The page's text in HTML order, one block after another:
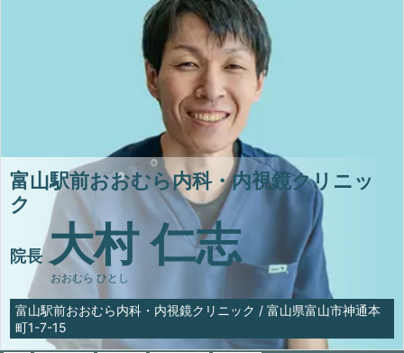
富山駅前おおむら内科・内視鏡クリニッ
ク
院長 大村 仁志
おおむら ひとし
富山駅前おおむら内科・内視鏡クリニック / 富山県富山市神通本
町1-7-15